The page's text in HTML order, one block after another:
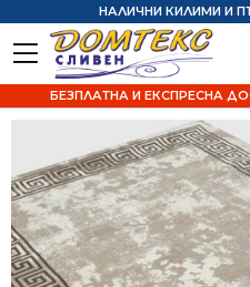
НАЛИЧНИ КИЛИМИ И
БЕЗПЛАТНА И ЕКСПРЕСНА